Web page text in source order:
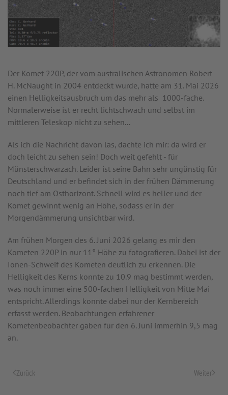
Der Komet 220P, der vom australischen Astronomen Robert
H. McNaught in 2004 entdeckt wurde, hatte am 31. Mai 2026
einen Helligkeitsausbruch um das mehr als 1000-fache.
Normalerweise ist er recht lichtschwach und selbst im
mittleren Teleskop nicht zu sehen...
Als ich die Nachricht davon las, dachte ich mir: da wird er
doch leicht zu sehen sein! Doch weit gefehlt - für
Münsterschwarzach. Leider ist seine Bahn sehr ungünstig für
Deutschland und er befindet sich in der frühen Dämmerung
noch tief am Osthorizont. Schnell wird es heller und der
Komet gewinnt wenig an Höhe, sodass er in der
Morgendämmerung unsichtbar wird.
Am frühen Morgen des 6. Juni 2026 gelang es mir den
Kometen 220P in nur 11° Höhe zu fotografieren. Dabei ist der
Ionen-Schweif des Kometen deutlich zu erkennen. Die
Helligkeit des Kerns konnte zu 10.9 mag bestimmt werden,
was noch immer eine 500-fachen Helligkeit von Mitte Mai
entspricht. Allerdings konnte dabei nur der Kernbereich
erfasst werden. Beobachtungen erfahrener
Kometenbeobachter gaben für den 6. Juni immerhin 9,5 mag
an.
Zurück Weiter